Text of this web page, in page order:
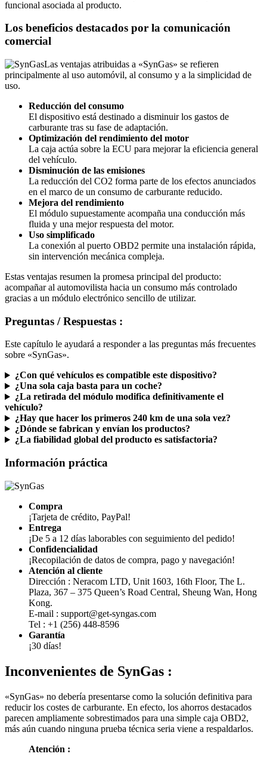
comercial
principalmente al uso automóvil, al consumo y a la simplicidad de
uso.
El dispositivo está destinado a disminuir los gastos de
carburante tras su fase de adaptación.
Optimización del rendimiento del motor
La caja actúa sobre la ECU para mejorar la eficiencia general
del vehículo.
Disminución de las emisiones
La reducción del CO2 forma parte de los efectos anunciados
en el marco de un consumo de carburante reducido.
Mejora del rendimiento
El módulo supuestamente acompaña una conducción más
fluida y una mejor respuesta del motor.
Uso simplificado
La conexión al puerto OBD2 permite una instalación rápida,
sin intervención mecánica compleja.
acompañar al automovilista hacia un consumo más controlado
gracias a un módulo electrónico sencillo de utilizar.
sobre «SynGas».
¿Una sola caja basta para un coche?
¿La retirada del módulo modifica definitivamente el
vehículo?
¿Hay que hacer los primeros 240 km de una sola vez?
¿Dónde se fabrican y envían los productos?
¿La fiabilidad global del producto es satisfactoria?
¡Tarjeta de crédito, PayPal!
Entrega
¡De 5 a 12 días laborables con seguimiento del pedido!
Confidencialidad
¡Recopilación de datos de compra, pago y navegación!
Atención al cliente
Dirección : Neracom LTD, Unit 1603, 16th Floor, The L.
Plaza, 367 – 375 Queen’s Road Central, Sheung Wan, Hong
Kong.
E-mail : support@get-syngas.com
Tel : +1 (256) 448-8596
Garantía
¡30 días!
reducir los costes de carburante. En efecto, los ahorros destacados
parecen ampliamente sobrestimados para una simple caja OBD2,
más aún cuando ninguna prueba técnica seria viene a respaldarlos.